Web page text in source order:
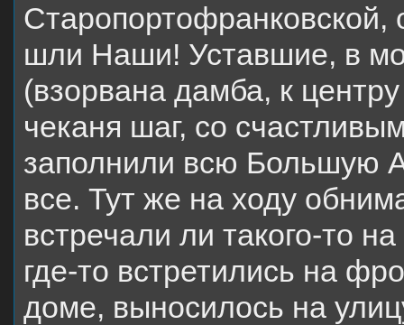
шли Наши! Уставшие, в
(взорвана дамба, к
чеканя шаг, со
заполнили всю Большую
все. Тут же на ходу
встречали ли такого-то
где-то встретились на
доме, выносилось на